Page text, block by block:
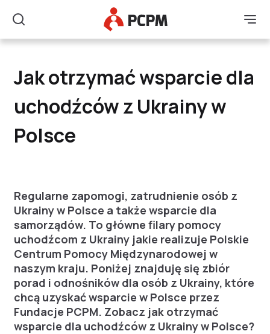
Szukaj
Główne Logo
Jak otrzymać
Jak otrzymać wsparcie dla
uchodźców z Ukrainy w
Polsce
Regularne zapomogi, zatrudnienie osób z
Ukrainy w Polsce a także wsparcie dla
samorządów. To główne filary pomocy
uchodźcom z Ukrainy jakie realizuje Polskie
Centrum Pomocy Międzynarodowej w
naszym kraju. Poniżej znajduję się zbiór
porad i odnośników dla osób z Ukrainy, które
chcą uzyskać wsparcie w Polsce przez
Fundacje PCPM. Zobacz jak otrzymać
wsparcie dla uchodźców z Ukrainy w Polsce?